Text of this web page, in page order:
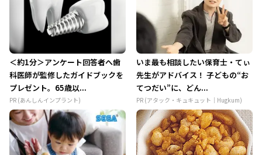
＜約1分＞アンケート回答者へ歯
科医師が監修したガイドブックを
プレゼント。65歳以...
PR (あんしんインプラント)
いま最も相談したい保育士・てぃ
先生がアドバイス！ 子どもの“お
てつだい”に、どん...
PR (アタック・キュキュット｜Hugkum)